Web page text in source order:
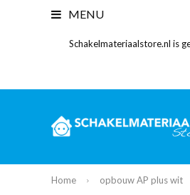
MENU
Schakelmateriaalstore.nl is
Home opbouw AP plus wit